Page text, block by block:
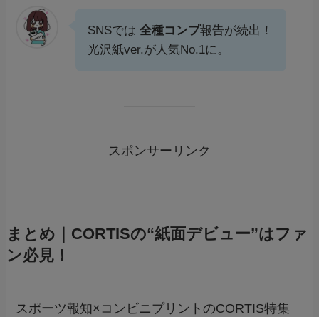
SNSでは全種コンプ報告が続出！
光沢紙ver.が人気No.1に。
スポンサーリンク
まとめ｜CORTISの“紙面デビュー”はファ
ン必見！
スポーツ報知×コンビニプリントのCORTIS特集